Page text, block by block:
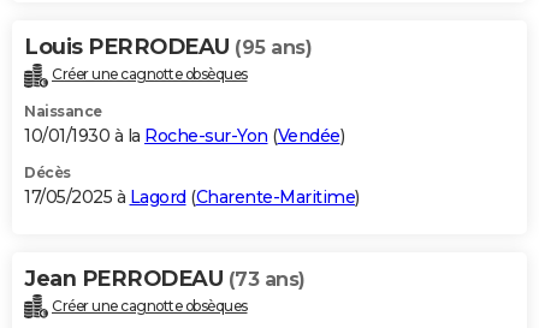
Louis PERRODEAU (95 ans)
Créer une cagnotte obsèques
Naissance
10/01/1930 à la Roche-sur-Yon (Vendée)
Décès
17/05/2025 à Lagord (Charente-Maritime)
Jean PERRODEAU (73 ans)
Créer une cagnotte obsèques